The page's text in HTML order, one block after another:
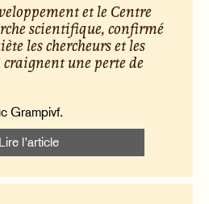
et le Centre
scientifique, confirmé
les chercheurs et les
une perte de
Grampivf.
Lire l’article